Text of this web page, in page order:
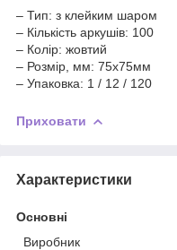
– Тип: з клейким шаром
– Кількість аркушів: 100
– Колір: жовтий
– Розмір, мм: 75х75мм
– Упаковка: 1 / 12 / 120
Приховати
Характеристики
Основні
Виробник